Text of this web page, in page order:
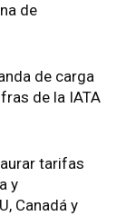
de
de carga
de la IATA
tarifas
y
Canadá y